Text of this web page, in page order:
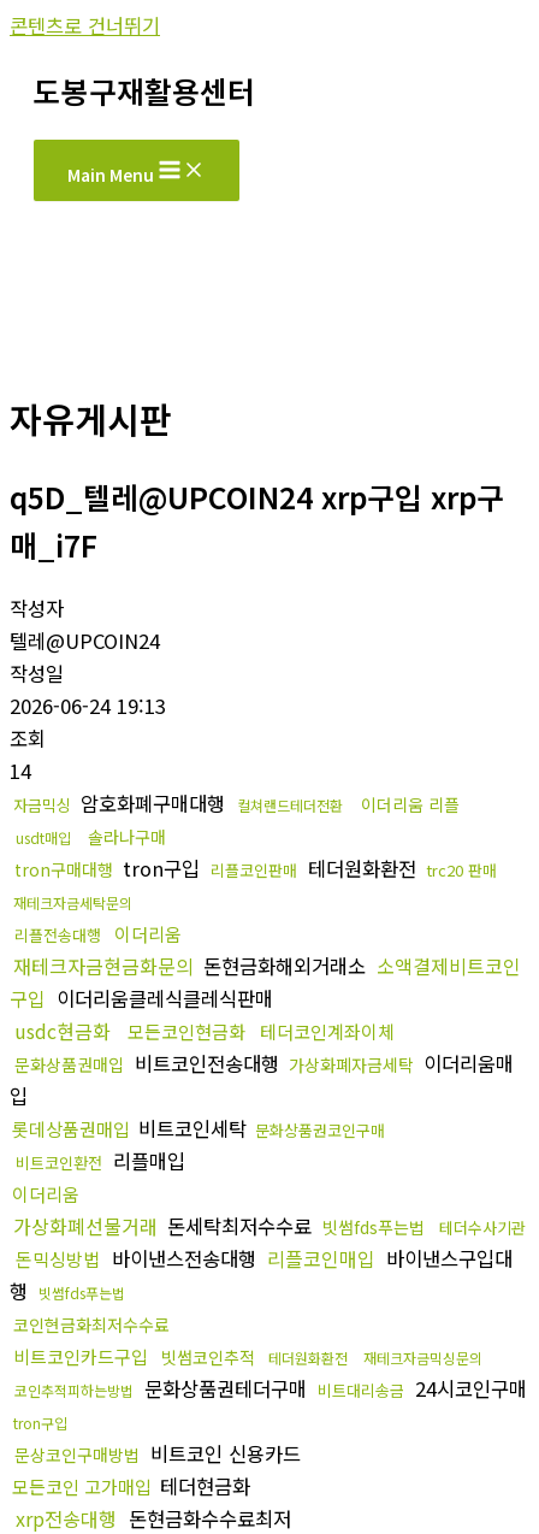
콘텐츠로 건너뛰기
도봉구재활용센터
Main Menu
자유게시판
q5D_텔레@UPCOIN24 xrp구입 xrp구
매_i7F
작성자
텔레@UPCOIN24
작성일
2026-06-24 19:13
조회
14
자금믹싱 암호화폐구매대행 컬쳐랜드테더전환 이더리움 리플
usdt매입
솔라나구매
tron구매대행 tron구입 리플코인판매 테더원화환전 trc20 판매
재테크자금세탁문의
리플전송대행 이더리움
재테크자금현금화문의 돈현금화해외거래소 소액결제비트코인
구입 이더리움클레식클레식판매
usdc현금화
모든코인현금화 테더코인계좌이체
문화상품권매입 비트코인전송대행 가상화폐자금세탁 이더리움매
입
롯데상품권매입 비트코인세탁 문화상품권코인구매
비트코인환전 리플매입
이더리움
가상화폐선물거래 돈세탁최저수수료 빗썸fds푸는법 테더수사기관
돈믹싱방법 바이낸스전송대행 리플코인매입 바이낸스구입대
행
빗썸fds푸는법
코인현금화최저수수료
비트코인카드구입 빗썸코인추적 테더원화환전
재테크자금믹싱문의
코인추적피하는방법
문화상품권테더구매 비트대리송금 24시코인구매
tron구입
문상코인구매방법 비트코인 신용카드
모든코인 고가매입 테더현금화
xrp전송대행 돈현금화수수료최저